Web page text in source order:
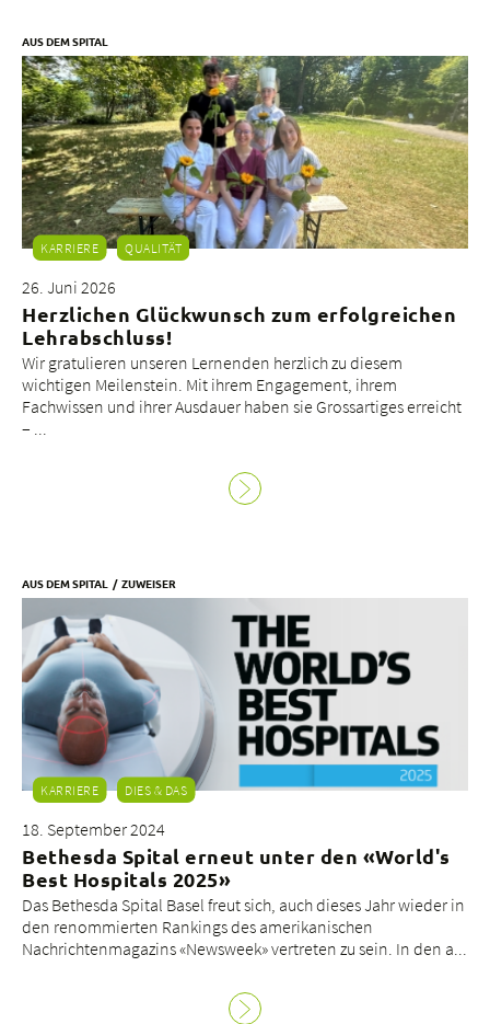
AUS DEM SPITAL
KARRIERE QUALITÄT
26. Juni 2026
Herzlichen Glückwunsch zum erfolgreichen
Lehrabschluss!
Wir gratulieren unseren Lernenden herzlich zu diesem
wichtigen Meilenstein. Mit ihrem Engagement, ihrem
Fachwissen und ihrer Ausdauer haben sie Grossartiges erreicht
– ...
AUS DEM SPITAL ZUWEISER
KARRIERE DIES & DAS
18. September 2024
Bethesda Spital erneut unter den «World's
Best Hospitals 2025»
Das Bethesda Spital Basel freut sich, auch dieses Jahr wieder in
den renommierten Rankings des amerikanischen
Nachrichtenmagazins «Newsweek» vertreten zu sein. In den a...